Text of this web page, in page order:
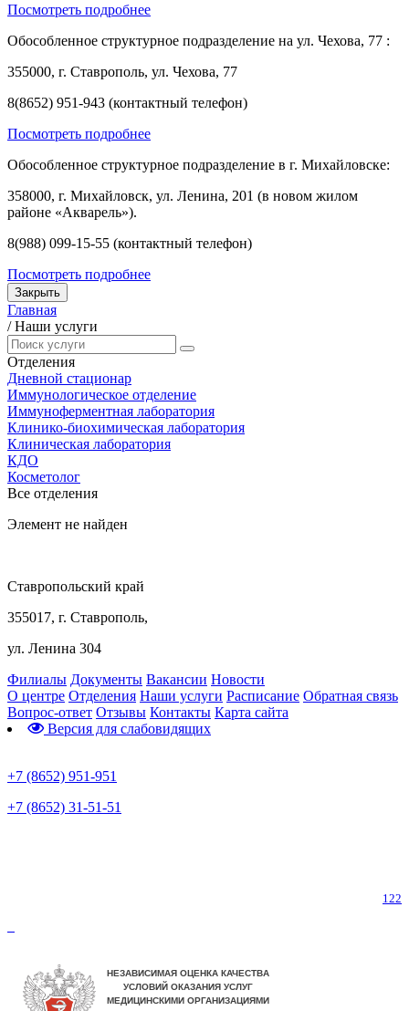
Посмотреть подробнее
Обособленное структурное подразделение на ул. Чехова, 77 :
355000, г. Ставрополь, ул. Чехова, 77
8(8652) 951-943 (контактный телефон)
Посмотреть подробнее
Обособленное структурное подразделение в г. Михайловске:
358000, г. Михайловск, ул. Ленина, 201 (в новом жилом
районе «Акварель»).
8(988) 099-15-55 (контактный телефон)
Посмотреть подробнее
Закрыть
Главная
/ Наши услуги
Отделения
Дневной стационар
Иммунологическое отделение
Иммуноферментная лаборатория
Клинико-биохимическая лаборатория
Клиническая лаборатория
КДО
Косметолог
Все отделения
Элемент не найден
Ставропольский край
355017, г. Ставрополь,
ул. Ленина 304
Филиалы Документы Вакансии Новости
О центре Отделения Наши услуги Расписание Обратная связь
Вопрос-ответ Отзывы Контакты Карта сайта
Версия для слабовидящих
+7 (8652) 951-951
+7 (8652) 31-51-51
122